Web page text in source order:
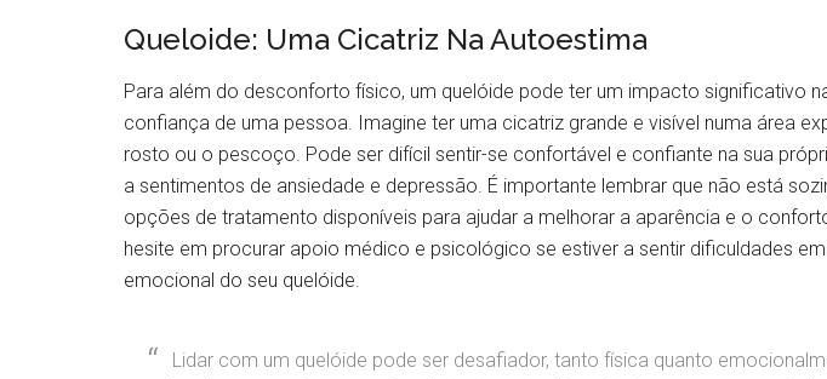
Queloide: Uma Cicatriz Na Autoestima
Para além do desconforto físico, um quelóide pode ter um impacto significativo
confiança de uma pessoa. Imagine ter uma cicatriz grande e visível numa área
rosto ou o pescoço. Pode ser difícil sentir-se confortável e confiante na sua
a sentimentos de ansiedade e depressão. É importante lembrar que não está
opções de tratamento disponíveis para ajudar a melhorar a aparência e o
hesite em procurar apoio médico e psicológico se estiver a sentir dificuldades
emocional do seu quelóide.
Lidar com um quelóide pode ser desafiador, tanto física quanto